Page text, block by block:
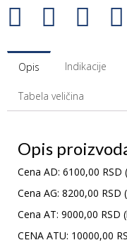
Opis Indikacije
Tabela veličina
Opis
Cena AD: 6100,00
Cena AG: 8200,00
Cena AT: 9000,00
CENA ATU: 10000,00